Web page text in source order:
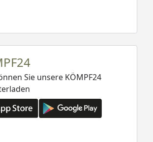
Sie unsere KÖMPF24